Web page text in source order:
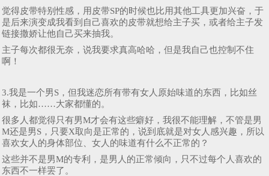
觉得皮带特别性感，用皮带SP的时候也比用其他工具更加兴奋，于
是后来演变成我看到自己喜欢的皮带就想给主子买，或者给主子发
链接撒娇让他自己买来抽我。
主子每次都很无奈，说我要求真高哈哈，但是我自己也控制不住
啊！
3.我是一个男S，但我迷恋所有带有女人原始味道的东西，比如丝
袜，比如……大家都懂的。
很多人都觉得只有男M才会有这些癖好，我很不能理解，不管是男
M还是男S，只要X取向是正常的，说到底就是对女人感兴趣，所以
喜欢女人的身体部位、女人的味道有什么不正常的？
这些并不是男M的专利，是男人的正常倾向，只不过每个人喜欢的
东西不一样罢了。